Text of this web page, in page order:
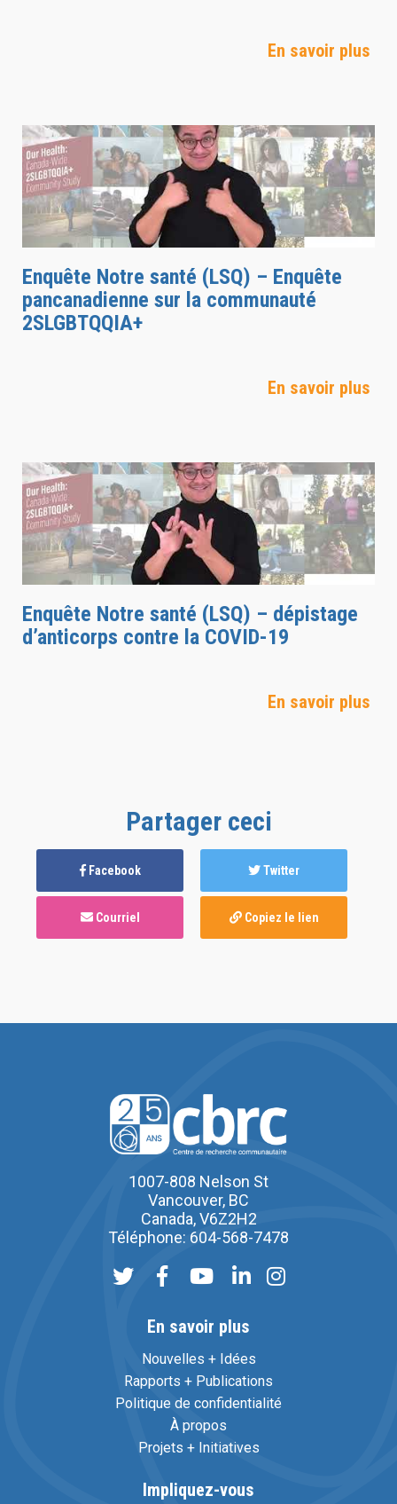
En savoir plus
Enquête Notre santé (LSQ) – Enquête
pancanadienne sur la communauté
2SLGBTQQIA+
En savoir plus
Enquête Notre santé (LSQ) – dépistage
d’anticorps contre la COVID-19
En savoir plus
Partager ceci
Facebook Twitter
Courriel Copiez le lien
1007-808 Nelson St
Vancouver, BC
Canada, V6Z2H2
Téléphone: 604-568-7478
En savoir plus
Nouvelles + Idées
Rapports + Publications
Politique de confidentialité
À propos
Projets + Initiatives
Impliquez-vous